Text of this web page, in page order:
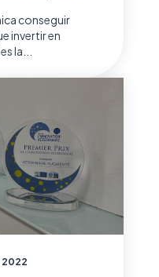
conseguir
invertir en
la...
2022